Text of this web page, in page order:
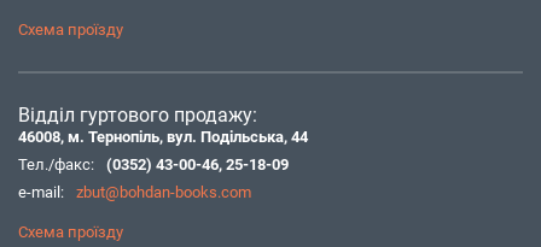
Схема проїзду
Відділ гуртового продажу:
46008, м. Тернопіль, вул. Подільська, 44
Тел./факс:
(0352) 43-00-46, 25-18-09
e-mail:
zbut@bohdan-books.com
Схема проїзду